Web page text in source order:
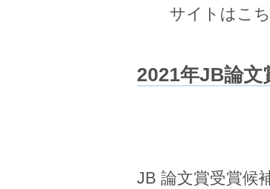
サイトはこ
2021年JB論文
JB 論文賞受賞候